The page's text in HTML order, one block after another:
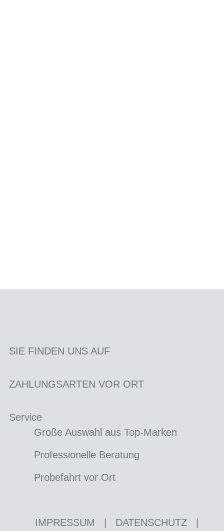
SIE FINDEN UNS AUF
ZAHLUNGSARTEN VOR ORT
Service
Große Auswahl aus Top-Marken
Professionelle Beratung
Probefahrt vor Ort
IMPRESSUM DATENSCHUTZ